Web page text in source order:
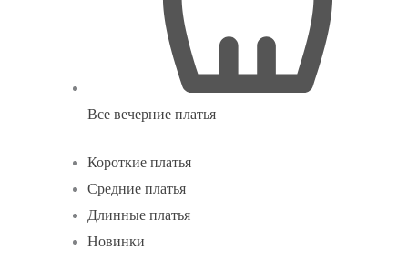
Все вечерние платья
Короткие платья
Средние платья
Длинные платья
Новинки